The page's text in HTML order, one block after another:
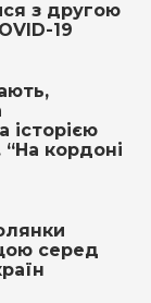
з другою
19
історією
кордоні
серед